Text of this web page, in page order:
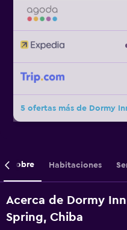
5 ofertas más de Dormy
Sobre Habitaciones
Acerca de Dormy
Spring, Chiba